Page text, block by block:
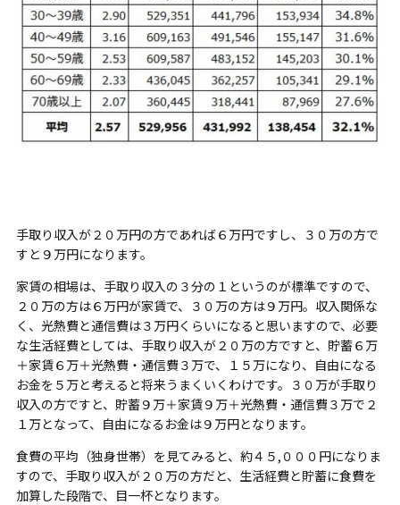
手取り収入が２０万円の方であれば６万円ですし、３０万の方で
すと９万円になります。
家賃の相場は、手取り収入の３分の１というのが標準ですので、
２０万の方は６万円が家賃で、３０万の方は９万円。収入関係な
く、光熱費と通信費は３万円くらいになると思いますので、必要
な生活経費としては、手取り収入が２０万の方ですと、貯蓄６万
＋家賃６万＋光熱費・通信費３万で、１５万になり、自由になる
お金を５万と考えると将来うまくいくわけです。３０万が手取り
収入の方ですと、貯蓄９万＋家賃９万＋光熱費・通信費３万で２
１万となって、自由になるお金は９万円となります。
食費の平均（独身世帯）を見てみると、約４５,０００円になりま
すので、手取り収入が２０万の方だと、生活経費と貯蓄に食費を
加算した段階で、目一杯となります。